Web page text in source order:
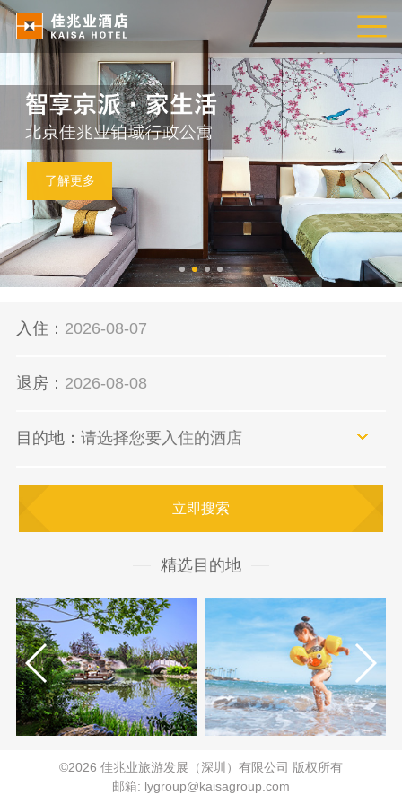
了解更多
入住：
退房：
目的地： 请选择您要入住的酒店
立即搜索
精选目的地
©2026 佳兆业旅游发展（深圳）有限公司 版权所有
邮箱: lygroup@kaisagroup.com